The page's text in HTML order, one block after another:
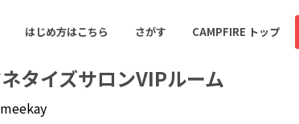
はじめ方はこちら さがす CAMPFIRE トップ
タイズサロンVIPルーム
meekay